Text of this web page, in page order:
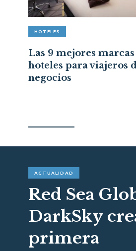
HOTELES
Las 9 mejores marcas
hoteles para viajeros
negocios
ACTUALIDAD
Red Sea
DarkSky
primera